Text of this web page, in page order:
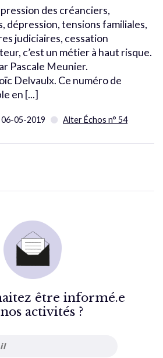
des créanciers,
dépression, tensions familiales,
judiciaires, cessation
c’est un métier à haut risque.
Pascale Meunier.
Delvaulx. Ce numéro de
en [...]
06-05-2019 Alter Échos n° 54
être informé.e
activités ?